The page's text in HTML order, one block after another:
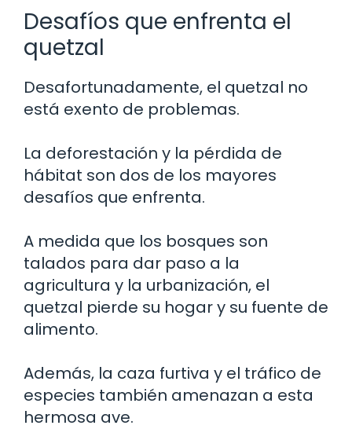
Desafíos que enfrenta el
quetzal
Desafortunadamente, el quetzal no
está exento de problemas.
La deforestación y la pérdida de
hábitat son dos de los mayores
desafíos que enfrenta.
A medida que los bosques son
talados para dar paso a la
agricultura y la urbanización, el
quetzal pierde su hogar y su fuente de
alimento.
Además, la caza furtiva y el tráfico de
especies también amenazan a esta
hermosa ave.